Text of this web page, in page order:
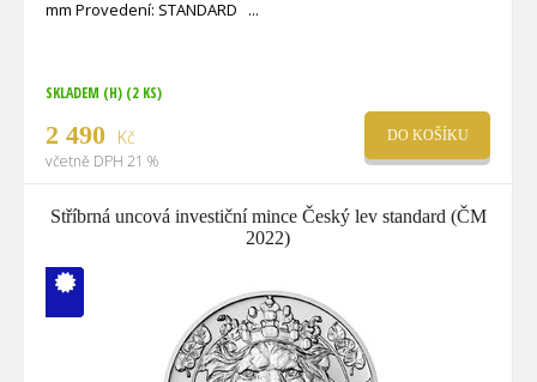
mm Provedení: STANDARD
SKLADEM (H) (2 KS)
2 490 Kč
včetně DPH 21 %
DO KOŠÍKU
Stříbrná uncová investiční mince Český lev standard (ČM
2022)
V ČM zcela